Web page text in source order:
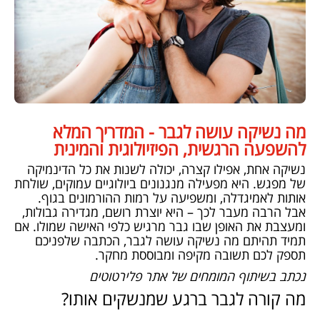
מה נשיקה עושה לגבר - המדריך המלא
להשפעה הרגשית, הפיזיולוגית והמינית
נשיקה אחת, אפילו קצרה, יכולה לשנות את כל הדינמיקה
של מפגש. היא מפעילה מנגנונים ביולוגיים עמוקים, שולחת
אותות לאמיגדלה, ומשפיעה על רמות ההורמונים בגוף.
אבל הרבה מעבר לכך – היא יוצרת רושם, מגדירה גבולות,
ומעצבת את האופן שבו גבר מרגיש כלפי האישה שמולו. אם
תמיד תהיתם מה נשיקה עושה לגבר, הכתבה שלפניכם
תספק לכם תשובה מקיפה ומבוססת מחקר.
נכתב בשיתוף המומחים של אתר פלירטוטים
מה קורה לגבר ברגע שמנשקים אותו?